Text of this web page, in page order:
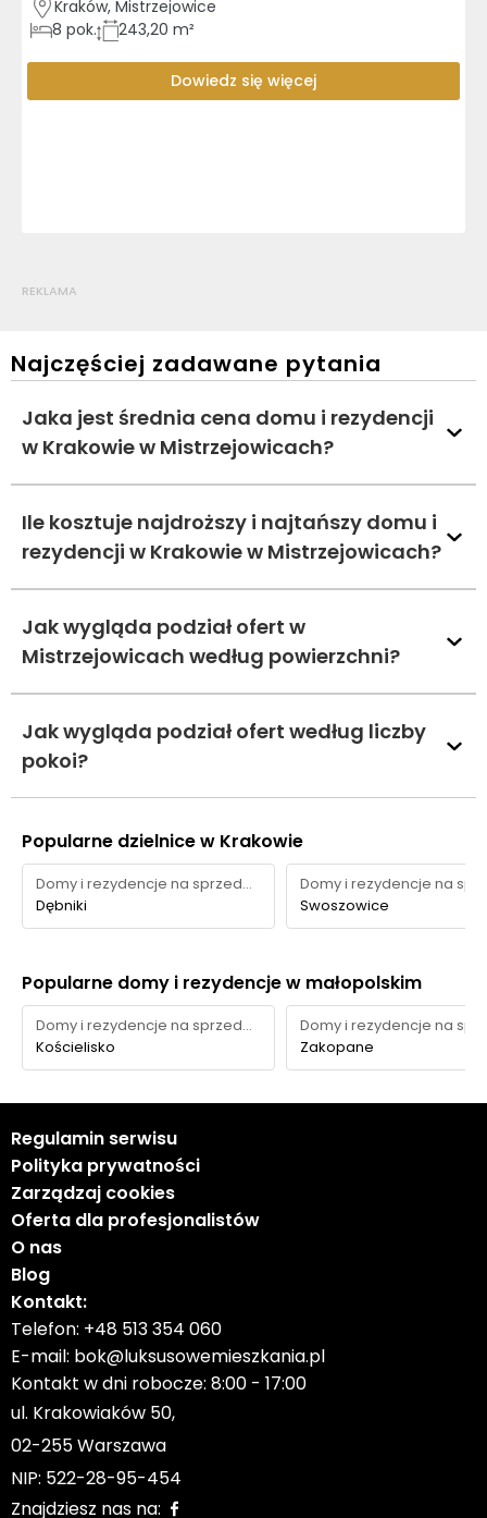
Kraków, Mistrzejowice
8 pok. 243,20 m²
Dowiedz się więcej
REKLAMA
Najczęściej zadawane pytania
Jaka jest średnia cena domu i rezydencji
w Krakowie w Mistrzejowicach?
Ile kosztuje najdroższy i najtańszy domu i
rezydencji w Krakowie w Mistrzejowicach?
Jak wygląda podział ofert w
Mistrzejowicach według powierzchni?
Jak wygląda podział ofert według liczby
pokoi?
Popularne dzielnice w Krakowie
Domy i rezydencje na sprzedaż
Dębniki
Swoszowice
Popularne domy i rezydencje w małopolskim
Domy i rezydencje na sprzedaż
Kościelisko
Zakopane
Regulamin serwisu
Polityka prywatności
Zarządzaj cookies
Oferta dla profesjonalistów
O nas
Blog
Kontakt:
Telefon: +48 513 354 060
E-mail: bok@luksusowemieszkania.pl
Kontakt w dni robocze: 8:00 - 17:00
ul. Krakowiaków 50,
02-255 Warszawa
NIP: 522-28-95-454
Znajdziesz nas na: